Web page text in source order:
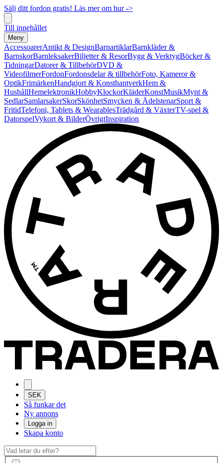
Sälj ditt fordon gratis! Läs mer om hur ->
Till innehållet
Meny
AccessoarerAntikt & DesignBarnartiklarBarnkläder &
BarnskorBarnleksakerBiljetter & ResorBygg & VerktygBöcker &
TidningarDatorer & TillbehörDVD &
VideofilmerFordonFordonsdelar & tillbehörFoto, Kameror &
OptikFrimärkenHandgjort & KonsthantverkHem &
HushållHemelektronikHobbyKlockorKläderKonstMusikMynt &
SedlarSamlarsakerSkorSkönhetSmycken & ÄdelstenarSport &
FritidTelefoni, Tablets & WearablesTrädgård & VäxterTV-spel &
DatorspelVykort & BilderÖvrigtInspiration
SEK
Så funkar det
Ny annons
Logga in
Skapa konto